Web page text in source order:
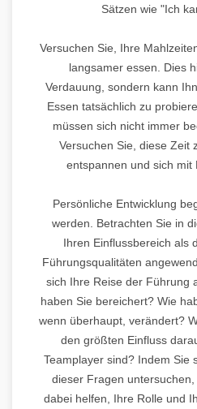
Sätzen wie "Ich
Versuchen Sie, Ihre
langsamer essen. Dies
Verdauung, sondern kann
Essen tatsächlich zu
müssen sich nicht immer
Versuchen Sie, diese Zeit
entspannen und sich mit
Persönliche Entwicklung
werden. Betrachten Sie in
Ihren Einflussbereich als
Führungsqualitäten
sich Ihre Reise der Führung
haben Sie bereichert? Wie
wenn überhaupt, verändert?
den größten Einfluss
Teamplayer sind? Indem Sie
dieser Fragen
dabei helfen, Ihre Rolle und